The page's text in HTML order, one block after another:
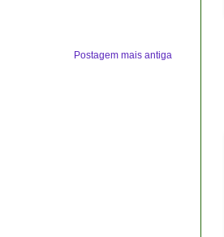
Postagem mais antiga